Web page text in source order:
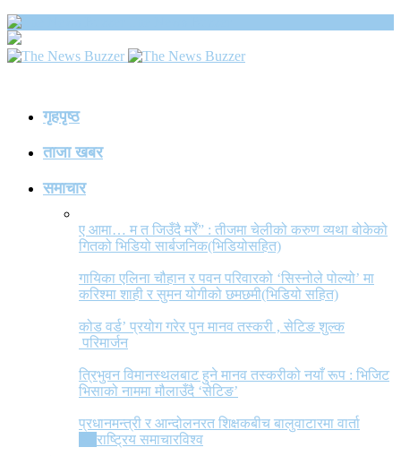
गृहपृष्ठ
ताजा खबर
समाचार
ए आमा… म त जिउँदै मरेँ” : तीजमा चेलीको करुण व्यथा बोकेको
गितको भिडियो सार्बजनिक(भिडियोसहित)
गायिका एलिना चौहान र पवन परिवारको ‘सिस्नोले पोल्यो’ मा
करिश्मा शाही र सुमन योगीको छमछमी(भिडियो सहित)
कोड वर्ड’ प्रयोग गरेर पुन मानव तस्करी , सेटिङ शुल्क
परिमार्जन
त्रिभुवन विमानस्थलबाट हुने मानव तस्करीको नयाँ रूप : भिजिट
भिसाको नाममा मौलाउँदै ‘सेटिङ’
प्रधानमन्त्री र आन्दोलनरत शिक्षकबीच बालुवाटारमा वार्ता
राष्ट्रिय समाचारविश्व